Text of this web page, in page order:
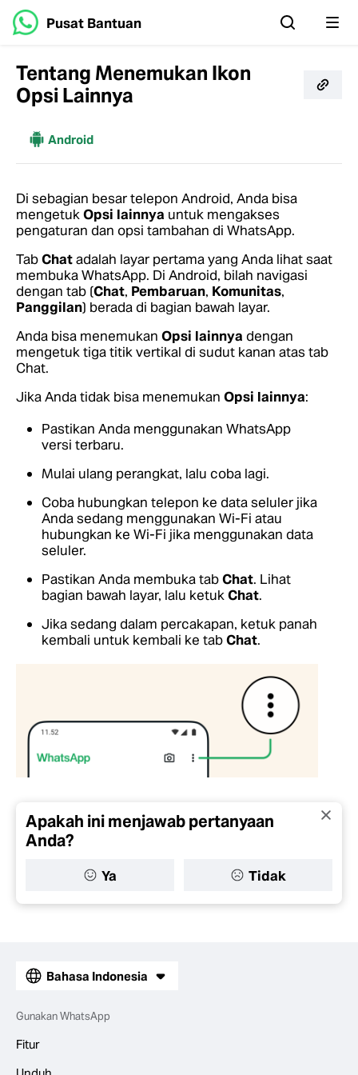
Pusat Bantuan
Tentang Menemukan Ikon
Opsi Lainnya
Lainnya
Android
Di sebagian besar telepon Android, Anda bisa
mengetukOpsi lainnya untuk mengakses
pengaturan dan opsi tambahan di WhatsApp.
TabChatadalah layar pertama yang Anda lihat saat
membuka WhatsApp. Di Android, bilah navigasi
dengan tab (Chat, Pembaruan, Komunitas,
Panggilan) berada di bagian bawah layar.
Anda bisa menemukan Opsi lainnya dengan
mengetuk tiga titik vertikal di sudut kanan atas tab
Chat.
Jika Anda tidak bisa menemukan Opsi lainnya:
Pastikan Anda menggunakan WhatsApp
versi terbaru.
Mulai ulang perangkat, lalu coba lagi.
Coba hubungkan telepon ke data seluler jika
Anda sedang menggunakan Wi-Fi atau
hubungkan ke Wi-Fi jika menggunakan data
seluler.
Pastikan Anda membuka tabChat. Lihat
bagian bawah layar, lalu ketukChat.
Jika sedang dalam percakapan, ketuk panah
kembali untuk kembali ke tabChat.
Apakah ini menjawab pertanyaan
Anda?
Ya Tidak
Bahasa Indonesia
Gunakan WhatsApp
Fitur